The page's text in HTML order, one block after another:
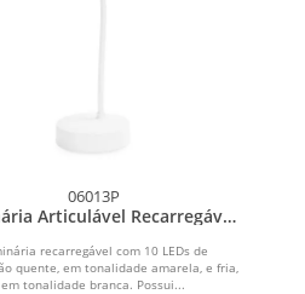
06013P
Articulável Recarregável
recarregável com 10 LEDs de
quente, em tonalidade amarela, e fria,
em tonalidade branca. Possui...